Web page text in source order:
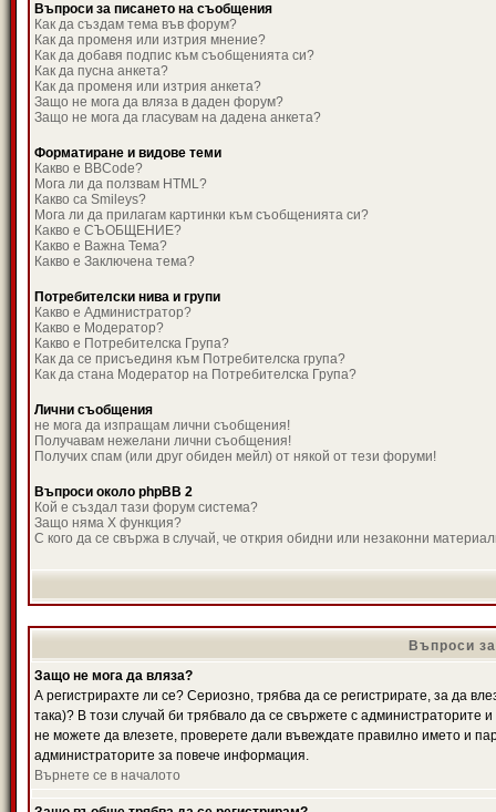
Въпроси за писането на съобщения
Как да създам тема във форум?
Как да променя или изтрия мнение?
Как да добавя подпис към съобщенията си?
Как да пусна анкета?
Как да променя или изтрия анкета?
Защо не мога да вляза в даден форум?
Защо не мога да гласувам на дадена анкета?
Форматиране и видове теми
Какво е BBCode?
Мога ли да ползвам HTML?
Какво са Smileys?
Мога ли да прилагам картинки към съобщенията си?
Какво е СЪОБЩЕНИЕ?
Какво е Важна Тема?
Какво е Заключена тема?
Потребителски нива и групи
Какво е Администратор?
Какво е Модератор?
Какво е Потребителска Група?
Как да се присъединя към Потребителска група?
Как да стана Модератор на Потребителска Група?
Лични съобщения
не мога да изпращам лични съобщения!
Получавам нежелани лични съобщения!
Получих спам (или друг обиден мейл) от някой от тези форуми!
Въпроси около phpBB 2
Кой е създал тази форум система?
Защо няма X функция?
С кого да се свържа в случай, че открия обидни или незаконни
Въпроси
Защо не мога да вляза?
А регистрирахте ли се? Сериозно, трябва да се регистрирате, за да
така)? В този случай би трябвало да се свържете с администраторите
не можете да влезете, проверете дали въвеждате правилно името и
администраторите за повече информация.
Върнете се в началото